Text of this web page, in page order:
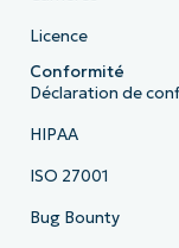
Licence
Conformité
Déclaration de
HIPAA
ISO 27001
Bug Bounty